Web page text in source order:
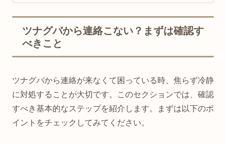
ツナグバから連絡こない？まずは確認す
べきこと
ツナグバから連絡が来なくて困っている時、焦らず冷静
に対処することが大切です。このセクションでは、確認
すべき基本的なステップを紹介します。まずは以下のポ
イントをチェックしてみてください。